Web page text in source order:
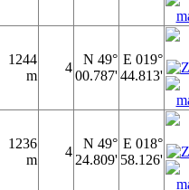
1244
m
4
N 49°
00.787'
E 019°
44.813'
1236
m
4
N 49°
24.809'
E 018°
58.126'